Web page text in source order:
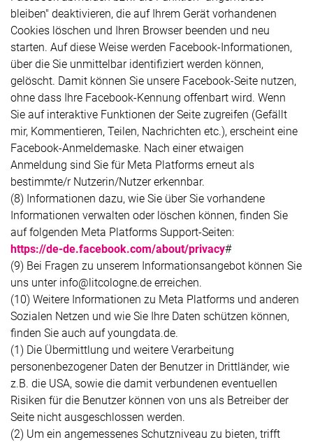
bleiben" deaktivieren, die auf Ihrem Gerät vorhandenen
Cookies löschen und Ihren Browser beenden und neu
starten. Auf diese Weise werden Facebook-Informationen,
über die Sie unmittelbar identifiziert werden können,
gelöscht. Damit können Sie unsere Facebook-Seite nutzen,
ohne dass Ihre Facebook-Kennung offenbart wird. Wenn
Sie auf interaktive Funktionen der Seite zugreifen (Gefällt
mir, Kommentieren, Teilen, Nachrichten etc.), erscheint eine
Facebook-Anmeldemaske. Nach einer etwaigen
Anmeldung sind Sie für Meta Platforms erneut als
bestimmte/r Nutzerin/Nutzer erkennbar.
(8) Informationen dazu, wie Sie über Sie vorhandene
Informationen verwalten oder löschen können, finden Sie
auf folgenden Meta Platforms Support-Seiten:
https://de-de.facebook.com/about/privacy#
(9) Bei Fragen zu unserem Informationsangebot können Sie
uns unter info@litcologne.de erreichen.
(10) Weitere Informationen zu Meta Platforms und anderen
Sozialen Netzen und wie Sie Ihre Daten schützen können,
finden Sie auch auf youngdata.de.
(1) Die Übermittlung und weitere Verarbeitung
personenbezogener Daten der Benutzer in Drittländer, wie
z.B. die USA, sowie die damit verbundenen eventuellen
Risiken für die Benutzer können von uns als Betreiber der
Seite nicht ausgeschlossen werden.
(2) Um ein angemessenes Schutzniveau zu bieten, trifft